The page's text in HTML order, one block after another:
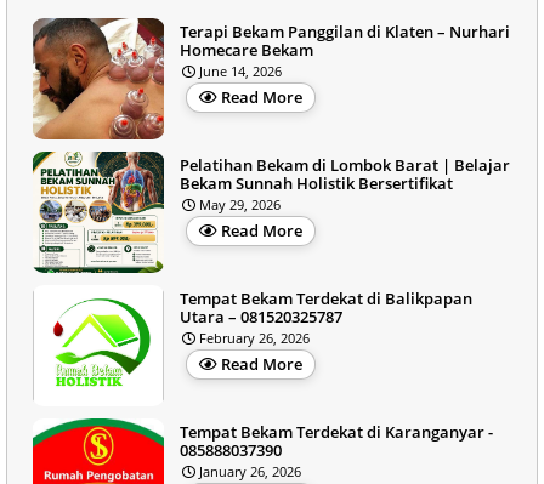
Terapi Bekam Panggilan di Klaten – Nurhari
Homecare Bekam
June 14, 2026
Read More
Pelatihan Bekam di Lombok Barat | Belajar
Bekam Sunnah Holistik Bersertifikat
May 29, 2026
Read More
Tempat Bekam Terdekat di Balikpapan
Utara – 081520325787
February 26, 2026
Read More
Tempat Bekam Terdekat di Karanganyar -
085888037390
January 26, 2026